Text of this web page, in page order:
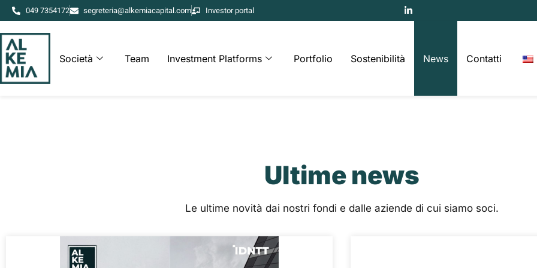
049 7354172 segreteria@alkemiacapital.com Investor portal
Società Team Investment Platforms Portfolio Sostenibilità News Contatti
Ultime news
Le ultime novità dai nostri fondi e dalle aziende di cui siamo soci.